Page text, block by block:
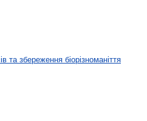
та збереження біорізноманіття